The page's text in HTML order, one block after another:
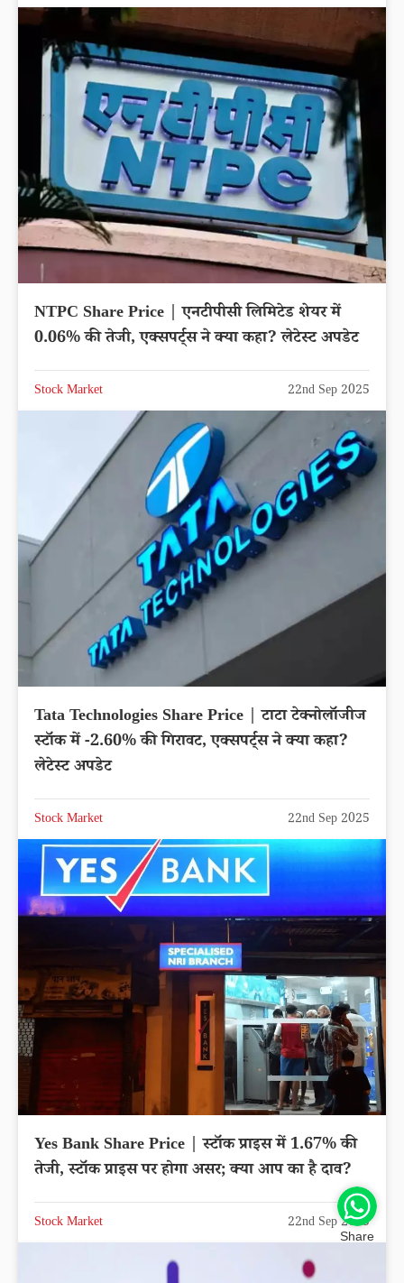
NTPC Share Price | एनटीपीसी लिमिटेड शेयर में
0.06% की तेजी, एक्सपर्ट्स ने क्या कहा? लेटेस्ट अपडेट
Stock Market 22nd Sep 2025
Tata Technologies Share Price | टाटा टेक्नोलॉजीज
स्टॉक में -2.60% की गिरावट, एक्सपर्ट्स ने क्या कहा?
लेटेस्ट अपडेट
Stock Market 22nd Sep 2025
Yes Bank Share Price | स्टॉक प्राइस में 1.67% की
तेजी, स्टॉक प्राइस पर होगा असर; क्या आप का है दाव?
Stock Market 22nd Sep 2025
Share